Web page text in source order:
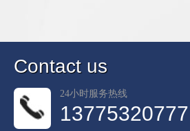
Contact us
24小时服务热线
13775320777